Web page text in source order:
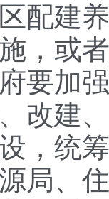
配建
，或
要加
改建
，统
局、